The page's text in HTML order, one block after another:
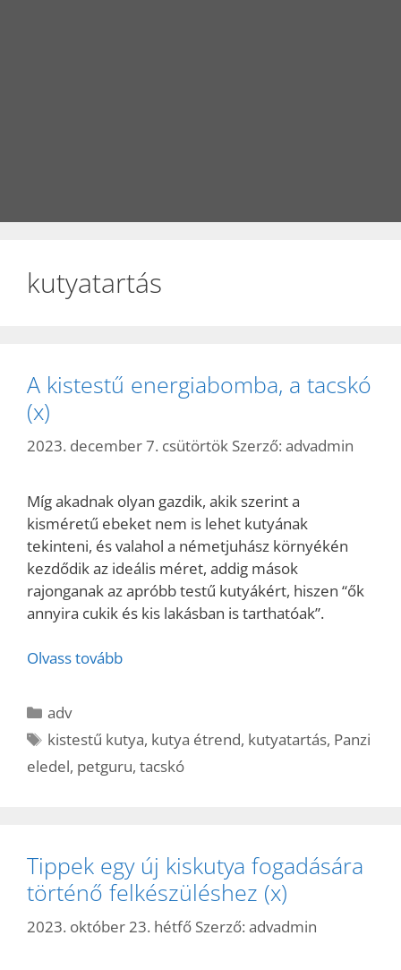
kutyatartás
A kistestű energiabomba, a tacskó
(x)
2023. december 7. csütörtök Szerző: advadmin
Míg akadnak olyan gazdik, akik szerint a
kisméretű ebeket nem is lehet kutyának
tekinteni, és valahol a németjuhász környékén
kezdődik az ideális méret, addig mások
rajonganak az apróbb testű kutyákért, hiszen “ők
annyira cukik és kis lakásban is tarthatóak”.
Olvass tovább
Kategória
adv
Címkék
kistestű kutya, kutya étrend, kutyatartás, Panzi
eledel, petguru, tacskó
Tippek egy új kiskutya fogadására
történő felkészüléshez (x)
2023. október 23. hétfő Szerző: advadmin